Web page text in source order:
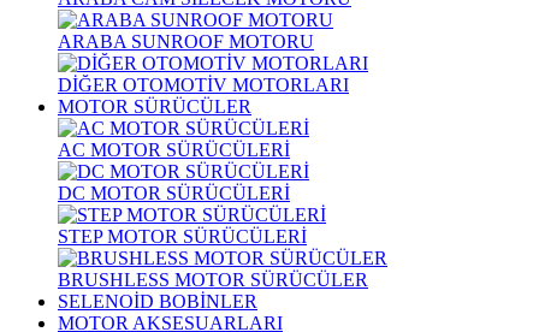
ARABA SUNROOF MOTORU
DİĞER OTOMOTİV MOTORLARI
MOTOR SÜRÜCÜLER
AC MOTOR SÜRÜCÜLERİ
DC MOTOR SÜRÜCÜLERİ
STEP MOTOR SÜRÜCÜLERİ
BRUSHLESS MOTOR SÜRÜCÜLER
SELENOİD BOBİNLER
MOTOR AKSESUARLARI